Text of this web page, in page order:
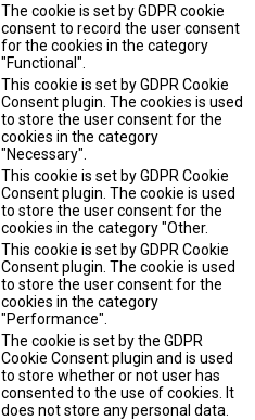
The cookie is set by GDPR cookie
consent to record the user consent
for the cookies in the category
"Functional".
This cookie is set by GDPR Cookie
Consent plugin. The cookies is used
to store the user consent for the
cookies in the category
"Necessary".
This cookie is set by GDPR Cookie
Consent plugin. The cookie is used
to store the user consent for the
cookies in the category "Other.
This cookie is set by GDPR Cookie
Consent plugin. The cookie is used
to store the user consent for the
cookies in the category
"Performance".
The cookie is set by the GDPR
Cookie Consent plugin and is used
to store whether or not user has
consented to the use of cookies. It
does not store any personal data.